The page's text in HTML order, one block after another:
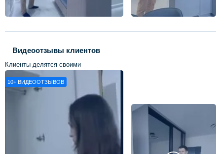
Видеоотзывы клиентов
Клиенты делятся своими
впечатлениями о нашей работе
10+ ВИДЕООТЗЫВОВ